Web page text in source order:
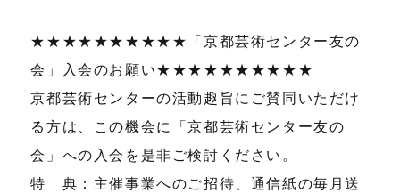
★★★★★★★★★★「京都芸術センター友の
会」入会のお願い★★★★★★★★★★
京都芸術センターの活動趣旨にご賛同いただけ
る方は、この機会に「京都芸術センター友の
会」への入会を是非ご検討ください。
特 典：主催事業へのご招待、通信紙の毎月送